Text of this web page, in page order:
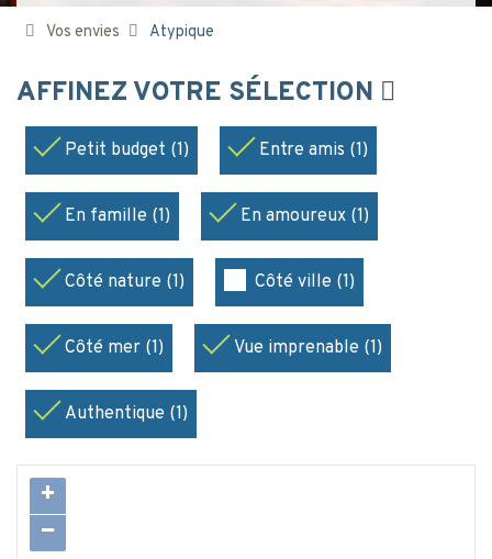
Vos envies Atypique
AFFINEZ VOTRE SÉLECTION
Petit budget (1) Entre amis (1)
En famille (1) En amoureux (1)
Côté nature (1) Côté ville (1)
Côté mer (1) Vue imprenable (1)
Authentique (1)
+
−